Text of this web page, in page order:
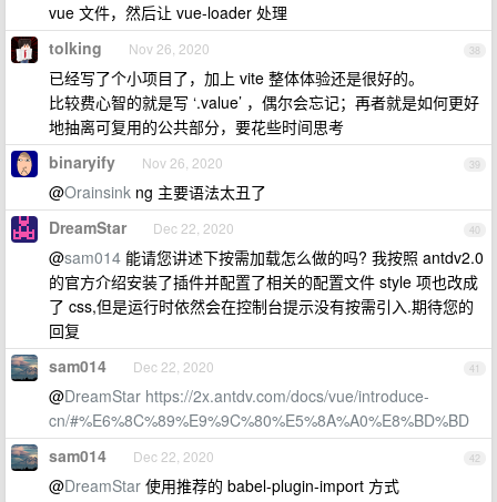
vue 文件，然后让 vue-loader 处理
38
tolking Nov 26, 2020
已经写了个小项目了，加上 vite 整体体验还是很好的。
比较费心智的就是写 ‘.value’ ，偶尔会忘记；再者就是如何更好
地抽离可复用的公共部分，要花些时间思考
39
binaryify Nov 26, 2020
@Orainsink ng 主要语法太丑了
40
DreamStar Dec 22, 2020
@sam014 能请您讲述下按需加载怎么做的吗? 我按照 antdv2.0
的官方介绍安装了插件并配置了相关的配置文件 style 项也改成
了 css,但是运行时依然会在控制台提示没有按需引入.期待您的
回复
41
sam014 Dec 22, 2020
@DreamStar https://2x.antdv.com/docs/vue/introduce-
cn/#%E6%8C%89%E9%9C%80%E5%8A%A0%E8%BD%BD
42
sam014 Dec 22, 2020
@DreamStar 使用推荐的 babel-plugin-import 方式